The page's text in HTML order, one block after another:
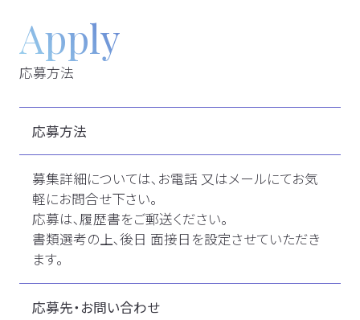
Apply
応募方法
応募方法
募集詳細については､お電話 又はメールにてお気
軽にお問合せ下さい。
応募は､履歴書をご郵送ください。
書類選考の上､後日 面接日を設定させていただき
ます。
応募先・お問い合わせ